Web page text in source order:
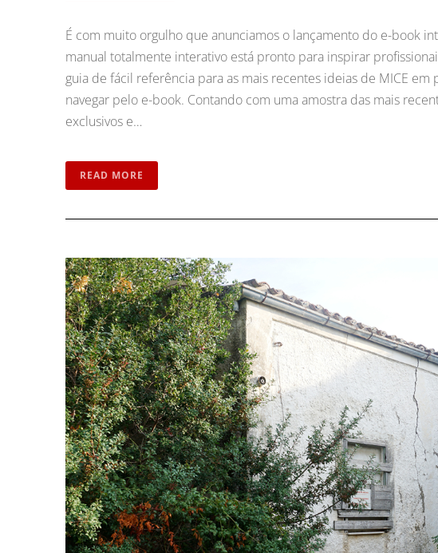
É com muito orgulho que anunciamos o lançamento do e-book
manual totalmente interativo está pronto para inspirar
guia de fácil referência para as mais recentes ideias de MICE
navegar pelo e-book. Contando com uma amostra das mais
exclusivos e…
READ MORE